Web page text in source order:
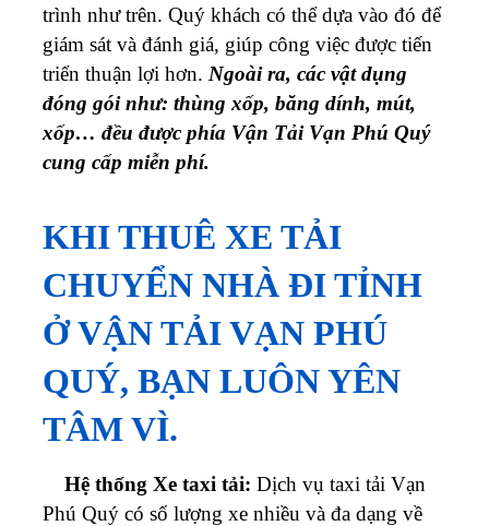
trình như trên. Quý khách có thể dựa vào đó để
giám sát và đánh giá, giúp công việc được tiến
triển thuận lợi hơn. Ngoài ra, các vật dụng
đóng gói như: thùng xốp, băng dính, mút,
xốp… đều được phía Vận Tải Vạn Phú Quý
cung cấp miễn phí.
KHI THUÊ XE TẢI
CHUYỂN NHÀ ĐI TỈNH
Ở VẬN TẢI VẠN PHÚ
QUÝ, BẠN LUÔN YÊN
TÂM VÌ.
Hệ thống Xe taxi tải: Dịch vụ taxi tải Vạn
Phú Quý có số lượng xe nhiều và đa dạng về